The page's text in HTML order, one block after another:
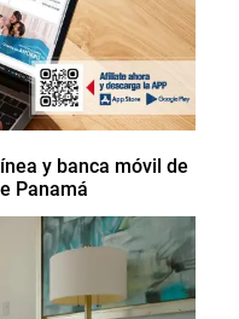
y banca móvil de
Panamá